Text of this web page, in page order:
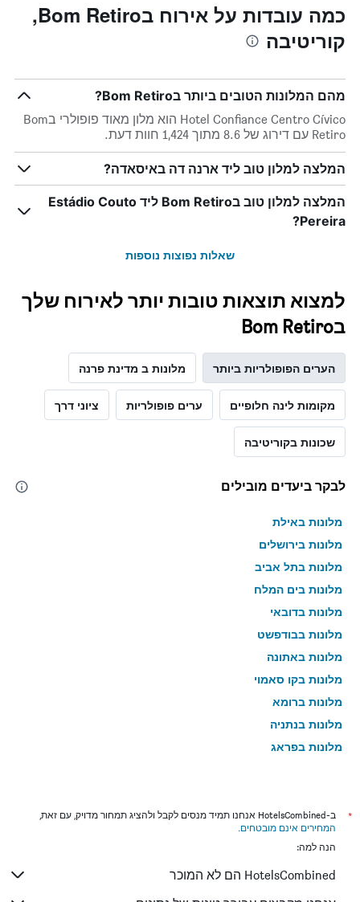
כמה עובדות על אירוח בBom Retiro,
קוריטיבה
מהם המלונות הטובים ביותר בBom Retiro?
Hotel Confiance Centro Cívico הוא מלון מאוד פופולרי בBom
Retiro עם דירוג של 8.6 מתוך 1,424 חוות דעת.
המלצה למלון טוב ליד ארנה דה באיסאדה?
המלצה למלון טוב בBom Retiro ליד Estádio Couto
Pereira?
שאלות נפוצות נוספות
למצוא תוצאות טובות יותר לאירוח שלך
בBom Retiro
הערים הפופולריות ביותר מלונות ב מדינת פרנה
מקומות לינה חלופיים ערים פופולריות ציוני דרך
שכונות בקוריטיבה
לבקר ביעדים מובילים
מלונות באילת
מלונות בירושלים
מלונות בתל אביב
מלונות בים המלח
מלונות בדובאי
מלונות בבודפשט
מלונות באתונה
מלונות בקו סאמוי
מלונות ברומא
מלונות בנתניה
מלונות בפראג
מלונות בניו יורק
מלונות בבנגקוק
מלונות בבוקרשט
*
ב-HotelsCombined אנחנו תמיד מנסים לקבל ולהציג תמחור מדויק, עם זאת,
המחירים אינם מובטחים.
הנה למה:
HotelsCombined הם לא המוכר